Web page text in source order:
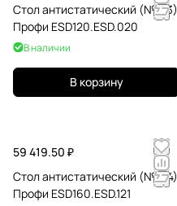
Стол антистатический (№123)
Профи ESD120.ESD.020
В наличии
В корзину
59 419.50 ₽
Стол антистатический (№164)
Профи ESD160.ESD.121